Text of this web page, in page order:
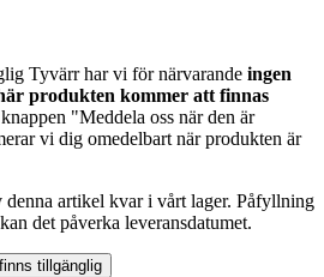
Tyvärr har vi för närvarande ingen
produkten kommer att finnas
"Meddela oss när den är
vi dig omedelbart när produkten är
denna artikel kvar i vårt lager. Påfyllning
det påverka leveransdatumet.
tillgänglig